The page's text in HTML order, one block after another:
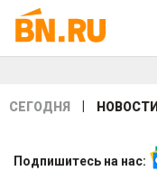
СЕГОДНЯ НОВОСТИ
Подпишитесь на нас: